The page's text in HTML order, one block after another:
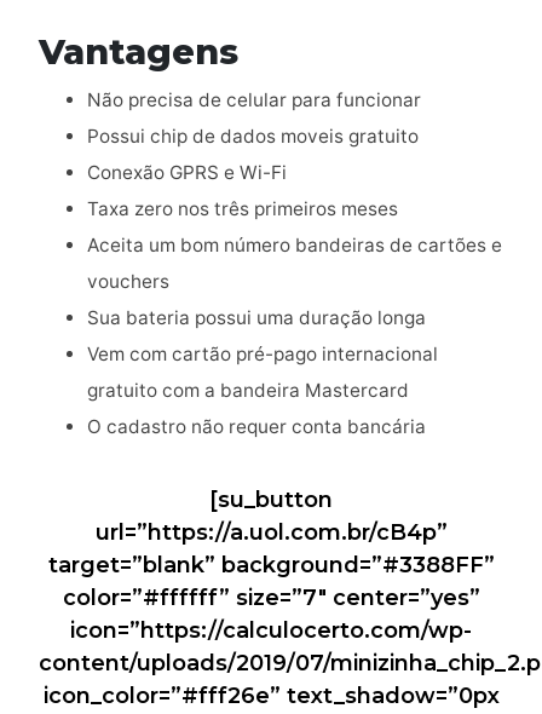
Vantagens
Não precisa de celular para funcionar
Possui chip de dados moveis gratuito
Conexão GPRS e Wi-Fi
Taxa zero nos três primeiros meses
Aceita um bom número bandeiras de cartões e
vouchers
Sua bateria possui uma duração longa
Vem com cartão pré-pago internacional
gratuito com a bandeira Mastercard
O cadastro não requer conta bancária
[su_button
url=”https://a.uol.com.br/cB4p”
target=”blank” background=”#3388FF”
color=”#ffffff” size=”7″ center=”yes”
icon=”https://calculocerto.com/wp-
content/uploads/2019/07/
icon_color=”#fff26e” text_shadow=”0px